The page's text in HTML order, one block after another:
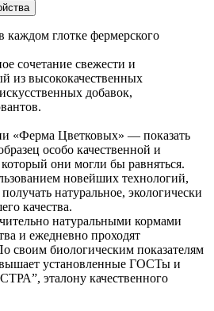
каждом глотке фермерского
сочетание свежести и
из высококачественных
добавок,
«Ферма Цветковых» — показать
особо качественной и
они могли бы равняться.
новейших технологий,
натуральное, экологически
качества.
натуральными кормами
и ежедневно проходят
своим биологическим показателям
установленные ГОСТы и
эталону качественного